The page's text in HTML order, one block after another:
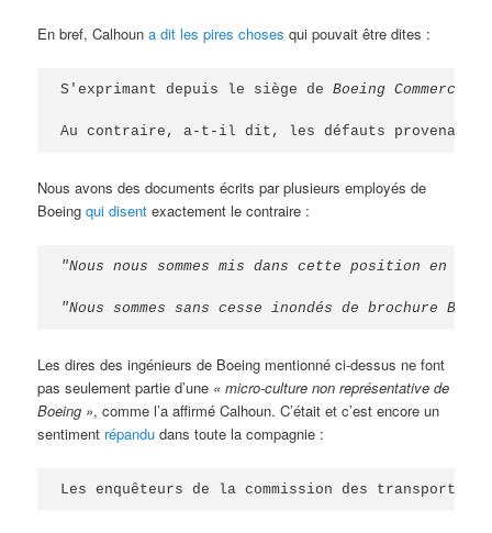
En bref, Calhouna dit les pires choses qui pouvait être dites :
S'exprimant depuis le siège de Boeing
Au contraire, a-t-il dit, les défauts provenaient
Nous avons des documents écrits par plusieurs employés de
Boeingqui disentexactement le contraire :
"Nous nous sommes mis dans cette position en
"Nous sommes sans cesse inondés de
Les dires des ingénieurs de Boeing mentionné ci-dessus ne font
pas seulement partie d’une « micro-culture non représentative de
Boeing », comme l’a affirmé Calhoun. C’était et c’est encore un
sentiment répandu dans toute la compagnie :
Les enquêteurs de la commission des